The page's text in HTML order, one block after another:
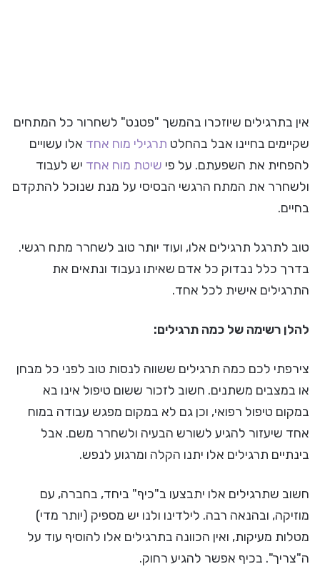
אין בתרגילים שיוזכרו בהמשך "פטנט" לשחרור כל המתחים
שקיימים בחיינו אבל בהחלט תרגילי מוח אחד אלו עשויים
להפחית את השפעתם. על פי שיטת מוח אחד יש לעבוד
ולשחרר את המתח הרגשי הבסיסי על מנת שנוכל להתקדם
בחיים.
טוב לתרגל תרגילים אלו, ועוד יותר טוב לשחרר מתח רגשי.
בדרך כלל נבדוק כל אדם שאיתו נעבוד ונתאים את
התרגילים אישית לכל אחד.
להלן רשימה של כמה תרגילים:
צירפתי לכם כמה תרגילים ששווה לנסות טוב לפני כל מבחן
או במצבים משתנים. חשוב לזכור ששום טיפול אינו בא
במקום טיפול רפואי, וכן גם לא במקום מפגש עבודה במוח
אחד שיעזור להגיע לשורש הבעיה ולשחרר משם. אבל
בינתיים תרגילים אלו יתנו הקלה ומרגוע לנפש.
חשוב שתרגילים אלו יתבצעו ב"כיף" ביחד, בחברה, עם
מוזיקה, ובהנאה רבה. לילדינו ולנו יש מספיק (יותר מדי)
מטלות מעיקות, ואין הכוונה בתרגילים אלו להוסיף עוד על
ה"צריך". בכיף אפשר להגיע רחוק.